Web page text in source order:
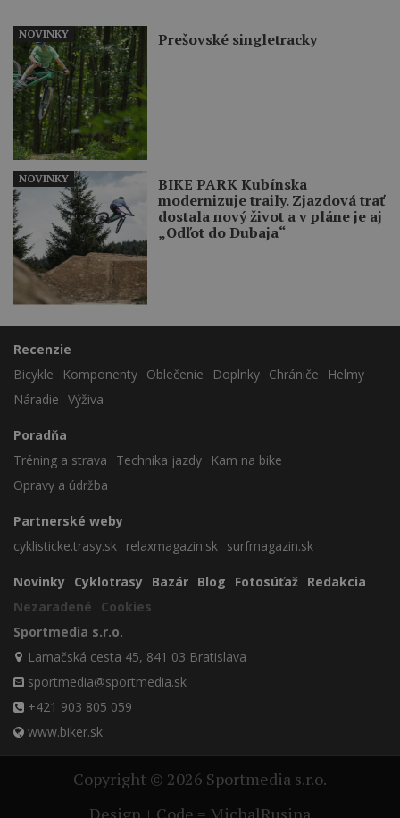
Prešovské singletracky
NOVINKY
BIKE PARK Kubínska
modernizuje traily. Zjazdová trať
dostala nový život a v pláne je aj
„Odľot do Dubaja“
NOVINKY
Recenzie
Bicykle
Komponenty Oblečenie Doplnky Chrániče
Helmy
Náradie Výživa
Poradňa
Tréning a strava
Technika jazdy
Kam na bike
Opravy a údržba
Partnerské weby
cyklisticke.trasy.sk relaxmagazin.sk surfmagazin.sk
Novinky Cyklotrasy Bazár Blog Fotosúťaž Redakcia
Nezaradené
Cookies
Sportmedia s.r.o.
Lamačská cesta 45, 841 03 Bratislava
sportmedia@sportmedia.sk
+421 903 805 059
www.biker.sk
Copyright © 2026 Sportmedia s.r.o.
Design + Code = MichalRusina